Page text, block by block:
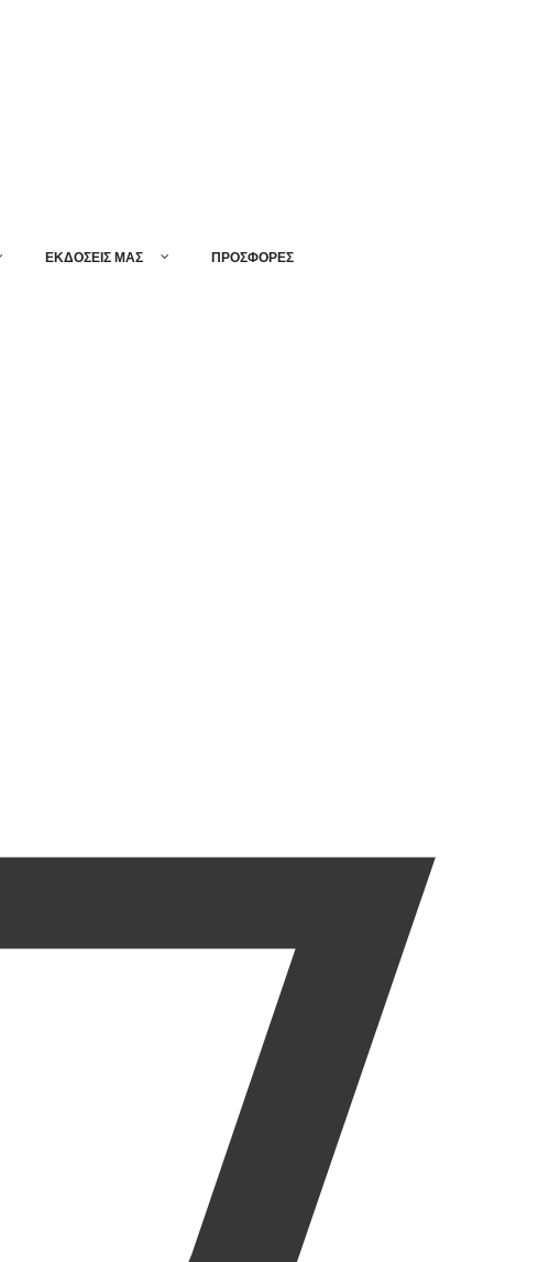
ΕΚΔΟΣΕΙΣ ΜΑΣ ΠΡΟΣΦΟΡΕΣ